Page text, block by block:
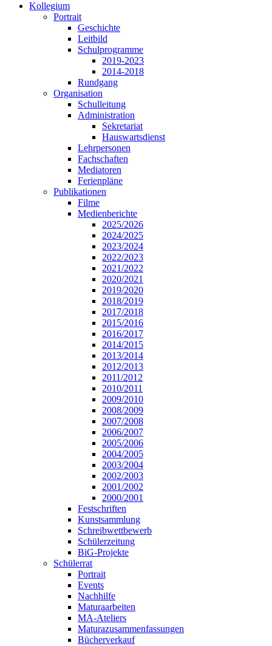
Kollegium
Portrait
Geschichte
Leitbild
Schulprogramme
2019-2023
2014-2018
Rundgang
Organisation
Schulleitung
Administration
Sekretariat
Hauswartsdienst
Lehrpersonen
Fachschaften
Mediatoren
Ferienpläne
Publikationen
Filme
Medienberichte
2025/2026
2024/2025
2023/2024
2022/2023
2021/2022
2020/2021
2019/2020
2018/2019
2017/2018
2015/2016
2016/2017
2014/2015
2013/2014
2012/2013
2011/2012
2010/2011
2009/2010
2008/2009
2007/2008
2006/2007
2005/2006
2004/2005
2003/2004
2002/2003
2001/2002
2000/2001
Festschriften
Kunstsammlung
Schreibwettbewerb
Schülerzeitung
BiG-Projekte
Schülerrat
Portrait
Events
Nachhilfe
Maturaarbeiten
MA-Ateliers
Maturazusammenfassungen
Bücherverkauf